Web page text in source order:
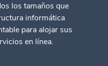
los tamaños que
informática
para alojar sus
en línea.